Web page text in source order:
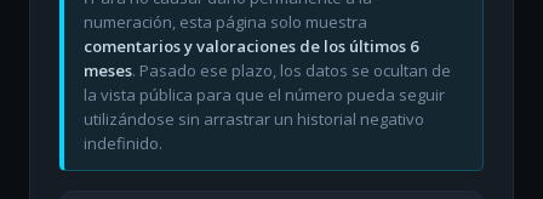
numeración, esta página solo muestra
comentarios y valoraciones de los últimos 6
meses. Pasado ese plazo, los datos se ocultan de
la vista pública para que el número pueda seguir
utilizándose sin arrastrar un historial negativo
indefinido.